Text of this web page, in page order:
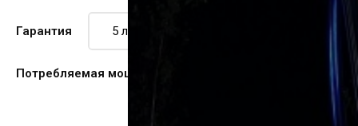
Гарантия
Потребляемая мощность (Вт)